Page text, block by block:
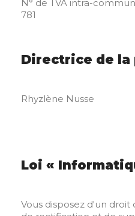
N° de TVA intra-
781
Directrice de
Rhyzlène Nusse
Loi «
Vous disposez d'un